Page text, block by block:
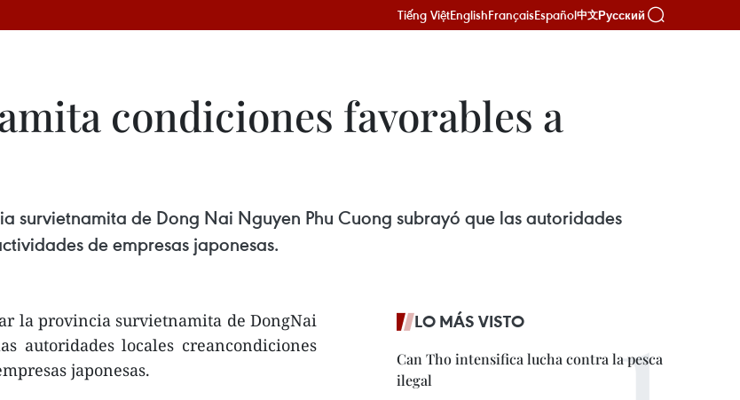
Tiếng ViệtEnglishFrançaisEspañol中文Русский
condiciones favorables a
survietnamita de Dong Nai Nguyen Phu Cuong subrayó que las autoridades
de empresas japonesas.
la provincia survietnamita de DongNai
autoridades locales creancondiciones
japonesas.
LO MÁS VISTO
Can Tho intensifica lucha contra la pesca
ilegal